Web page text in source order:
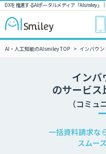
DXを推進するAIポータルメディア「AIsmiley」
AI・人工知能のAIsmiley TOP インバウ
インバ
のサービス
（コミュ
一括資料請求な
スムー